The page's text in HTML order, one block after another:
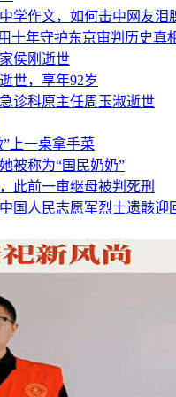
学作文，如何击中网友
十年守护东京审判历史真
侯刚逝世
世，享年92岁
诊科原主任周玉淑逝世
”上一桌拿手菜
被称为“国民奶奶”
此前一审继母被判死刑
人民志愿军烈士遗骸迎